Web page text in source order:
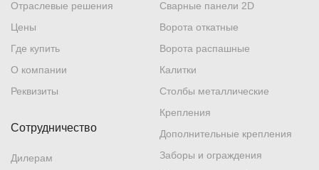
Отраслевые решения
Цены
Где купить
О компании
Реквизиты
Сварные панели 2D
Ворота откатные
Ворота распашные
Калитки
Столбы металлические
Крепления
Дополнительные крепления
Заборы и ограждения
Сотрудничество
Дилерам